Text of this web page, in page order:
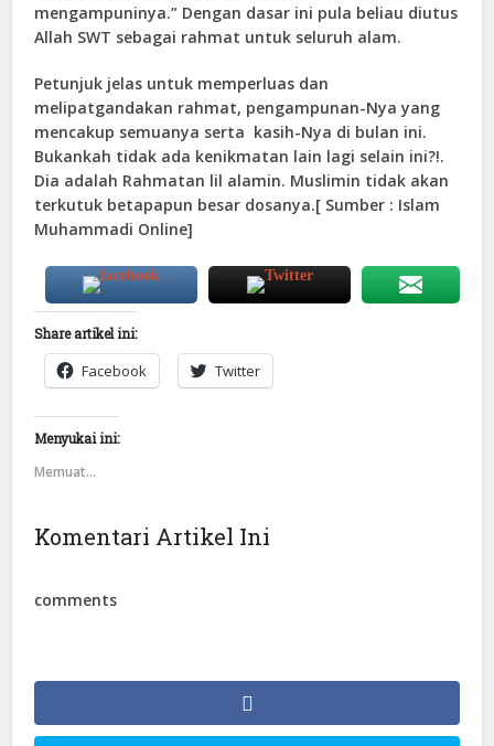
mengampuninya.” Dengan dasar ini pula beliau diutus
Allah SWT sebagai rahmat untuk seluruh alam.
Petunjuk jelas untuk memperluas dan
melipatgandakan rahmat, pengampunan-Nya yang
mencakup semuanya serta kasih-Nya di bulan ini.
Bukankah tidak ada kenikmatan lain lagi selain ini?!.
Dia adalah Rahmatan lil alamin. Muslimin tidak akan
terkutuk betapapun besar dosanya.[ Sumber : Islam
Muhammadi Online]
Share artikel ini:
Facebook Twitter
Menyukai ini:
Memuat...
Komentari Artikel Ini
comments